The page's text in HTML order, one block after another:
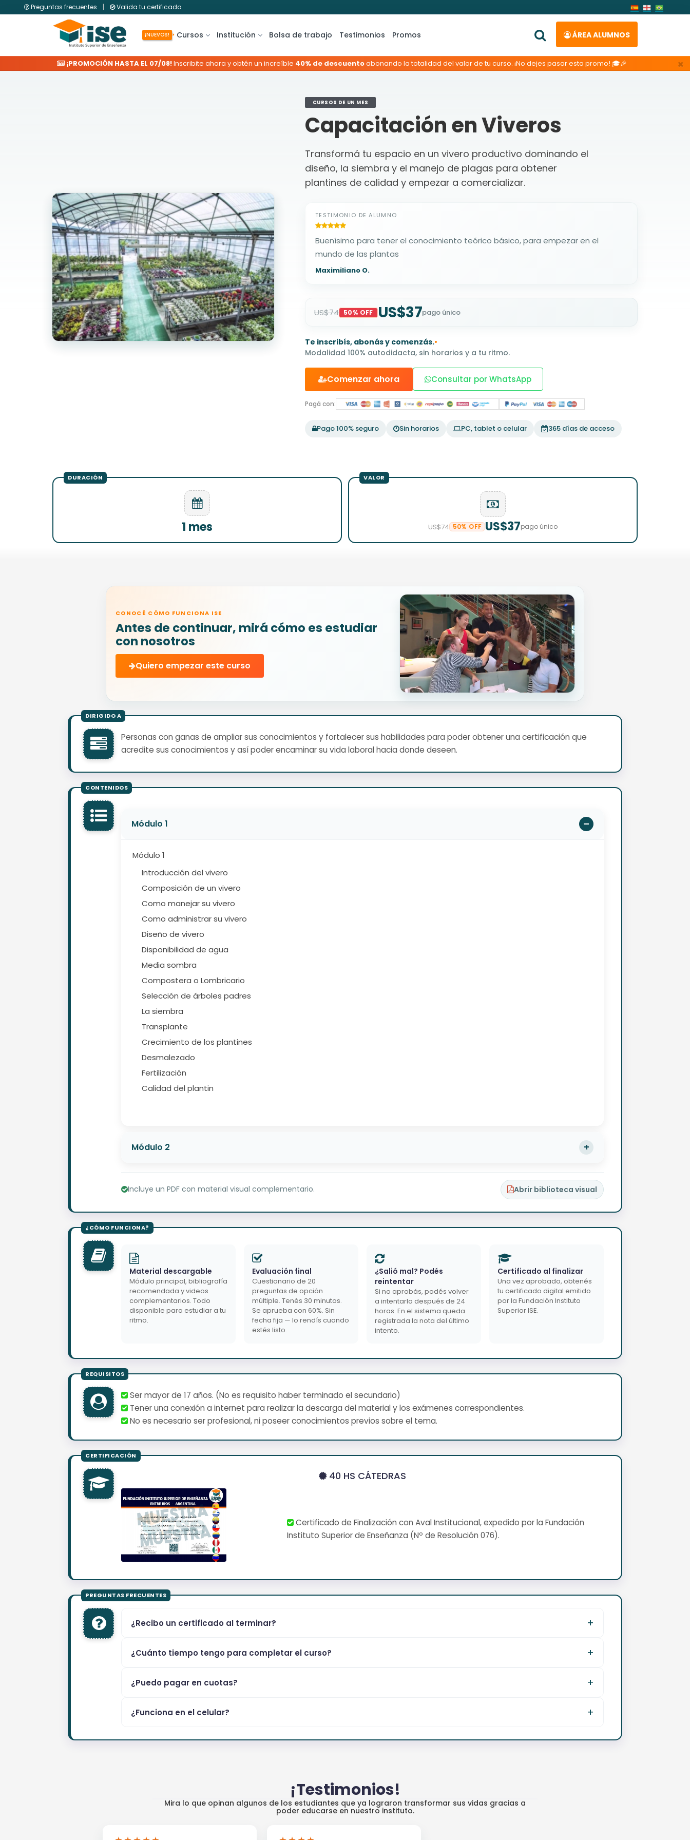
Preguntas frecuentes | Valida tu certificado
¡NUEVOS! Cursos Institución Bolsa de trabajo Testimonios Promos ÁREA ALUMNOS
×
¡PROMOCIÓN HASTA EL 07/08!Inscribite ahora y obtén un increíble 40% de descuentoabonando la totalidad del valor de tu curso. ¡No dejes pasar esta promo! 🎓🎉
CURSOS DE UN MES
Capacitación en Viveros
Transformá tu espacio en un vivero productivo dominando el
diseño, la siembra y el manejo de plagas para obtener
plantines de calidad y empezar a comercializar.
TESTIMONIO DE ALUMNO
Buenísimo para tener el conocimiento teórico básico, para empezar en el
mundo de las plantas
Maximiliano O.
US$74 50% OFF US$37pago único
Te inscribís, abonás y comenzás.•
Modalidad 100% autodidacta, sin horarios y a tu ritmo.
Comenzar ahora Consultar por WhatsApp
Pagá con:
Pago 100% seguro Sin horarios PC, tablet o celular 365 días de acceso
1 mes US$74 50% OFF US$37pago único
CONOCÉ CÓMO FUNCIONA ISE
Antes de continuar, mirá cómo es estudiar
con nosotros
Quiero empezar este curso
Personas con ganas de ampliar sus conocimientos y fortalecer sus habilidades para poder obtener una certificación que
acredite sus conocimientos y así poder encaminar su vida laboral hacia donde deseen.
Módulo 1
Módulo 1
Introducción del vivero
Composición de un vivero
Como manejar su vivero
Como administrar su vivero
Diseño de vivero
Disponibilidad de agua
Media sombra
Compostera o Lombricario
Selección de árboles padres
La siembra
Transplante
Crecimiento de los plantines
Desmalezado
Fertilización
Calidad del plantin
Módulo 2
Incluye un PDF con material visual complementario. Abrir biblioteca visual
Material descargable
Módulo principal, bibliografía
recomendada y videos
complementarios. Todo
disponible para estudiar a tu
ritmo.
Evaluación final
Cuestionario de 20
preguntas de opción
múltiple. Tenés 30 minutos.
Se aprueba con 60%. Sin
fecha fija — lo rendís cuando
estés listo.
¿Salió mal? Podés
reintentar
Si no aprobás, podés volver
a intentarlo después de 24
horas. En el sistema queda
registrada la nota del último
intento.
Certificado al finalizar
Una vez aprobado, obtenés
tu certificado digital emitido
por la Fundación Instituto
Superior ISE.
Ser mayor de 17 años. (No es requisito haber terminado el secundario)
Tener una conexión a internet para realizar la descarga del material y los exámenes correspondientes.
No es necesario ser profesional, ni poseer conocimientos previos sobre el tema.
40 HS CÁTEDRAS
Certificado de Finalización con Aval Institucional, expedido por la Fundación
Instituto Superior de Enseñanza (Nº de Resolución 076).
¿Recibo un certificado al terminar?
¿Cuánto tiempo tengo para completar el curso?
¿Puedo pagar en cuotas?
¿Funciona en el celular?
¡Testimonios!
Mira lo que opinan algunos de los estudiantes que ya lograron transformar sus vidas gracias a
poder educarse en nuestro instituto.